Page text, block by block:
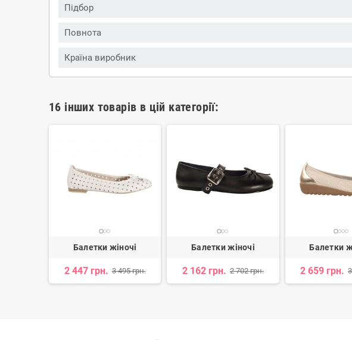
Підбор
Повнота
Країна виробник
16 інших товарів в цій категорії:
Балетки жіночі
2 447 грн. 3 495 грн.
Балетки жіночі
2 162 грн. 2 702 грн.
Балетки
2 659 грн.